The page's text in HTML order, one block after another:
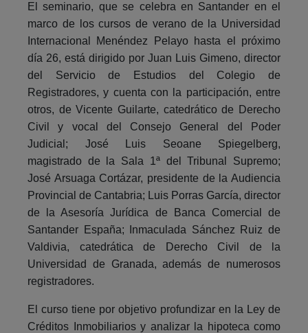
El seminario, que se celebra en Santander en el
marco de los cursos de verano de la Universidad
Internacional Menéndez Pelayo hasta el próximo
día 26, está dirigido por Juan Luis Gimeno, director
del Servicio de Estudios del Colegio de
Registradores, y cuenta con la participación, entre
otros, de Vicente Guilarte, catedrático de Derecho
Civil y vocal del Consejo General del Poder
Judicial; José Luis Seoane Spiegelberg,
magistrado de la Sala 1ª del Tribunal Supremo;
José Arsuaga Cortázar, presidente de la Audiencia
Provincial de Cantabria; Luis Porras García, director
de la Asesoría Jurídica de Banca Comercial de
Santander España; Inmaculada Sánchez Ruiz de
Valdivia, catedrática de Derecho Civil de la
Universidad de Granada, además de numerosos
registradores.
El curso tiene por objetivo profundizar en la Ley de
Créditos Inmobiliarios y analizar la hipoteca como